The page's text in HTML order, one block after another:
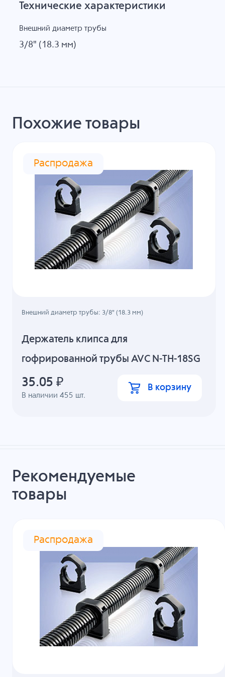
Технические характеристики
Внешний диаметр трубы
3/8" (18.3 мм)
Похожие товары
Распродажа
Держатель клипса для
гофрированной трубы AVC N-TH-18SG
В наличии455 шт.
Внешний диаметр трубы: 3/8" (18.3 мм)
35.05 ₽ В корзину
Рекомендуемые
товары
Распродажа